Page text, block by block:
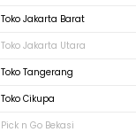
Toko Jakarta Barat
Toko Jakarta Utara
Toko Tangerang
Toko Cikupa
Pick n Go Bekasi